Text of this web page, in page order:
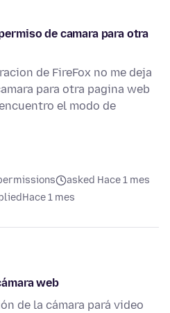
de camara para otra
de FireFox no me deja
para otra pagina web
el modo de
asked Hace 1 mes
Hace 1 mes
web
de la cámara pará video